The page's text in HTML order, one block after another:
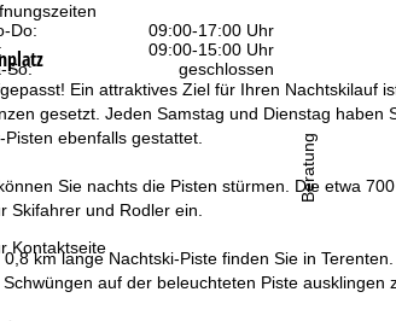
Do:
09:00-17:00 Uhr
09:00-15:00 Uhr
So:
geschlossen
Kontaktseite
Beratung
Ein attraktives Ziel für Ihren Nachtskilauf
gesetzt. Jeden Samstag und Dienstag
ebenfalls gestattet.
Sie nachts die Pisten stürmen. Die etwa
Skifahrer und Rodler ein.
km lange Nachtski-Piste finden Sie in
auf der beleuchteten Piste ausklingen